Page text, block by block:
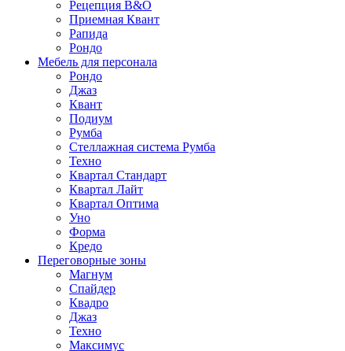
Рецепция B&O
Приемная Квант
Рапида
Рондо
Мебель для персонала
Рондo
Джаз
Квант
Подиум
Румба
Стеллажная система Румба
Техно
Квартал Стандарт
Квартал Лайт
Квартал Оптима
Уно
Форма
Кредо
Переговорные зоны
Магнум
Спайдер
Квадро
Джаз
Техно
Максимус